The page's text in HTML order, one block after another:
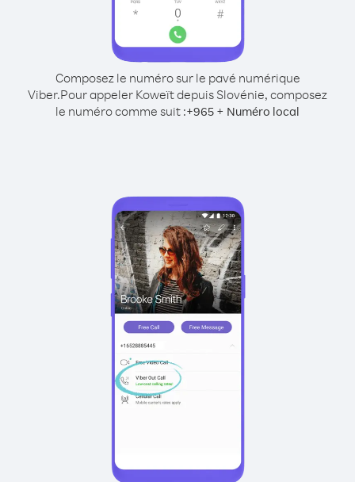
Composez le numéro sur le pavé numérique
Viber.Pour appeler Koweït depuis Slovénie, composez
le numéro comme suit :+965 + Numéro local